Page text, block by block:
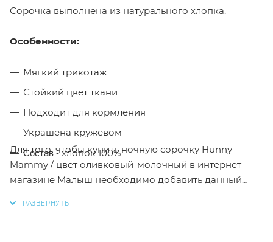
Сорочка выполнена из натурального хлопка.
Особенности:
Мягкий трикотаж
Стойкий цвет ткани
Подходит для кормления
Украшена кружевом
Состав -хлопок 100%
Для того, чтобы купить ночную сорочку Hunny
Mammy / цвет оливковый-молочный в интернет-
магазине Малыш необходимо добавить данный